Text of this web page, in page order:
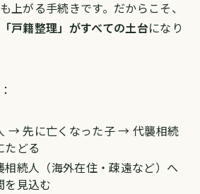
上がる手続きです。だからこそ、
戸籍整理」がすべての土台になり
→ 先に亡くなった子 → 代襲相続
たどる
相続人（海外在住・疎遠など）へ
を見込む